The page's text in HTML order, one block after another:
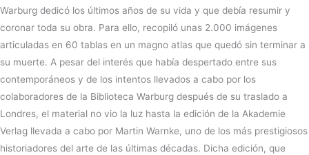
Warburg dedicó los últimos años de su vida y que debía resumir y
coronar toda su obra. Para ello, recopiló unas 2.000 imágenes
articuladas en 60 tablas en un magno atlas que quedó sin terminar a
su muerte. A pesar del interés que había despertado entre sus
contemporáneos y de los intentos llevados a cabo por los
colaboradores de la Biblioteca Warburg después de su traslado a
Londres, el material no vio la luz hasta la edición de la Akademie
Verlag llevada a cabo por Martin Warnke, uno de los más prestigiosos
historiadores del arte de las últimas décadas. Dicha edición, que